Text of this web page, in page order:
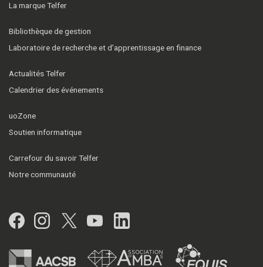
La marque Telfer
Bibliothèque de gestion
Laboratoire de recherche et d’apprentissage en finance
Actualités Telfer
Calendrier des événements
uoZone
Soutien informatique
Carrefour du savoir Telfer
Notre communauté
Facebook
Instagram
Twitter
YouTubeLinkedIn